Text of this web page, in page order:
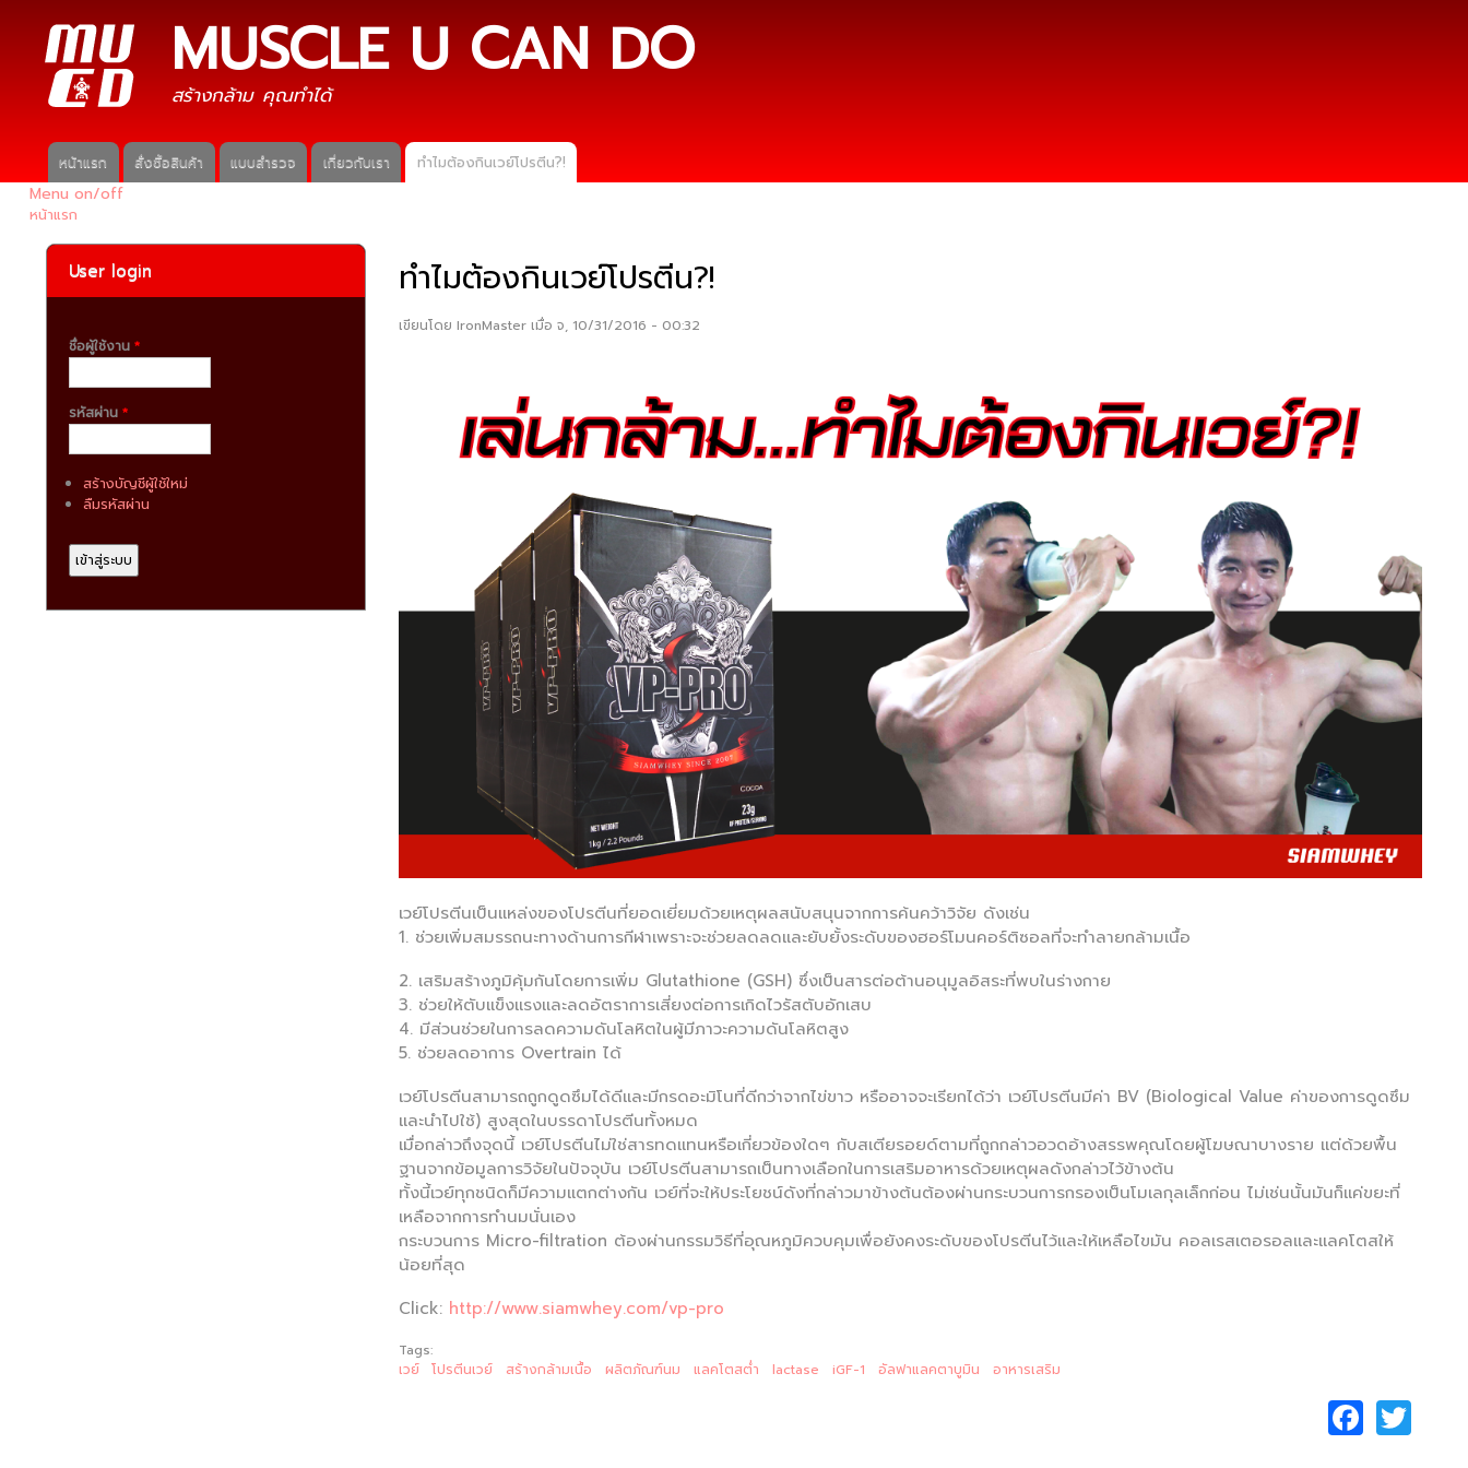
ไปยัง
เนื้อหา
MUSCLE U CAN DO
สร้างกล้าม คุณทำได้
Main menu
หน้าแรก สั่งซื้อสินค้า แบบสำรวจ เกี่ยวกับเรา ทำไมต้องกินเวย์โปรตีน?!
Menu on/off
หน้าแรก
ทำไมต้องกินเวย์โปรตีน?!
เขียนโดย IronMasterเมื่อ จ, 10/31/2016 - 00:32
เวย์โปรตีนเป็นแหล่งของโปรตีนที่ยอดเยี่ยมด้วยเหตุผลสนับสนุนจากการค้นคว้าวิจัย ดังเช่น
1. ช่วยเพิ่มสมรรถนะทางด้านการกีฬาเพราะจะช่วยลดลดและยับยั้งระดับของฮอร์โมนคอร์ติซอลที่จะทำลายกล้ามเนื้อ
2. เสริมสร้างภูมิคุ้มกันโดยการเพิ่ม Glutathione (GSH) ซึ่งเป็นสารต่อต้านอนุมูลอิสระที่พบในร่างกาย
3. ช่วยให้ตับแข็งแรงและลดอัตราการเสี่ยงต่อการเกิดไวรัสตับอักเสบ
4. มีส่วนช่วยในการลดความดันโลหิตในผู้มีภาวะความดันโลหิตสูง
5. ช่วยลดอาการ Overtrain ได้
เวย์โปรตีนสามารถถูกดูดซึมได้ดีและมีกรดอะมิโนที่ดีกว่าจากไข่ขาว หรืออาจจะเรียกได้ว่า เวย์โปรตีนมีค่า BV (Biological Value ค่าของการดูดซึม
และนำไปใช้) สูงสุดในบรรดาโปรตีนทั้งหมด
เมื่อกล่าวถึงจุดนี้ เวย์โปรตีนไม่ใช่สารทดแทนหรือเกี่ยวข้องใดๆ กับสเตียรอยด์ตามที่ถูกกล่าวอวดอ้างสรรพคุณโดยผู้โฆษณาบางราย แต่ด้วยพื้น
ฐานจากข้อมูลการวิจัยในปัจจุบัน เวย์โปรตีนสามารถเป็นทางเลือกในการเสริมอาหารด้วยเหตุผลดังกล่าวไว้ข้างต้น
ทั้งนี้เวย์ทุกชนิดก็มีความแตกต่างกัน เวย์ที่จะให้ประโยชน์ดังที่กล่าวมาข้างต้นต้องผ่านกระบวนการกรองเป็นโมเลกุลเล็กก่อน ไม่เช่นนั้นมันก็แค่ขยะที่
เหลือจากการทำนมนั่นเอง
กระบวนการ Micro-filtration ต้องผ่านกรรมวิธีที่อุณหภูมิควบคุมเพื่อยังคงระดับของโปรตีนไว้และให้เหลือไขมัน คอลเรสเตอรอลและแลคโตสให้
น้อยที่สุด
Click: http://www.siamwhey.com/vp-pro
Tags:
เวย์
โปรตีนเวย์ สร้างกล้ามเนื้อ ผลิตภัณฑ์นม แลคโตสต่ำ lactase iGF-1 อัลฟาแลคตาบูมิน อาหารเสริม
F
a
User login
ชื่อผู้ใช้งาน *
รหัสผ่าน *
สร้างบัญชีผู้ใช้ใหม่
ลืมรหัสผ่าน